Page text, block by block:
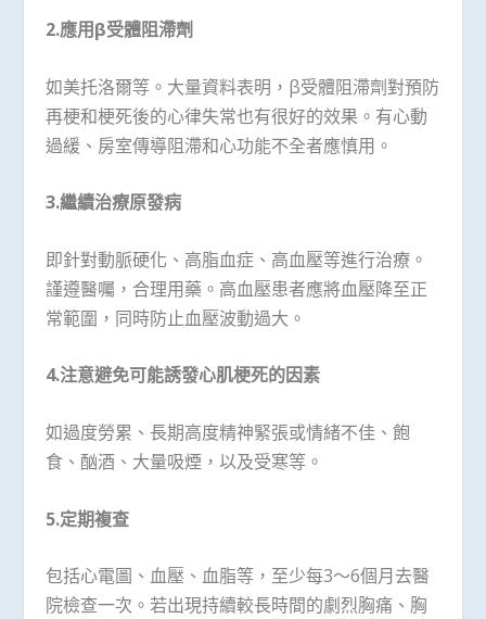
2.應用β受體阻滯劑
如美托洛爾等。大量資料表明，β受體阻滯劑對預防
再梗和梗死後的心律失常也有很好的效果。有心動
過緩、房室傳導阻滯和心功能不全者應慎用。
3.繼續治療原發病
即針對動脈硬化、高脂血症、高血壓等進行治療。
謹遵醫囑，合理用藥。高血壓患者應將血壓降至正
常範圍，同時防止血壓波動過大。
4.注意避免可能誘發心肌梗死的因素
如過度勞累、長期高度精神緊張或情緒不佳、飽
食、酗酒、大量吸煙，以及受寒等。
5.定期複查
包括心電圖、血壓、血脂等，至少每3～6個月去醫
院檢查一次。若出現持續較長時間的劇烈胸痛、胸